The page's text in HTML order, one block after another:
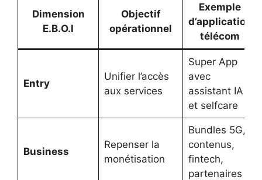
Dimension
E.B.O.I
Objectif
opérationnel
Exemple
d’application
télécom
Entry
Unifier l’accès
aux services
Super App
avec
assistant IA
et selfcare
Business
Repenser la
monétisation
Bundles 5G,
contenus,
fintech,
partenaires